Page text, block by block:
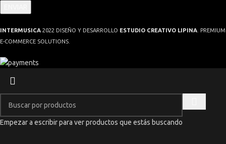
INTERMUSICA 2022 DISEÑO Y DESARROLLO ESTUDIO CREATIVO LIPINA . PREMIUM
E-COMMERCE SOLUTIONS.
Empezar a escribir para ver productos que estás buscando